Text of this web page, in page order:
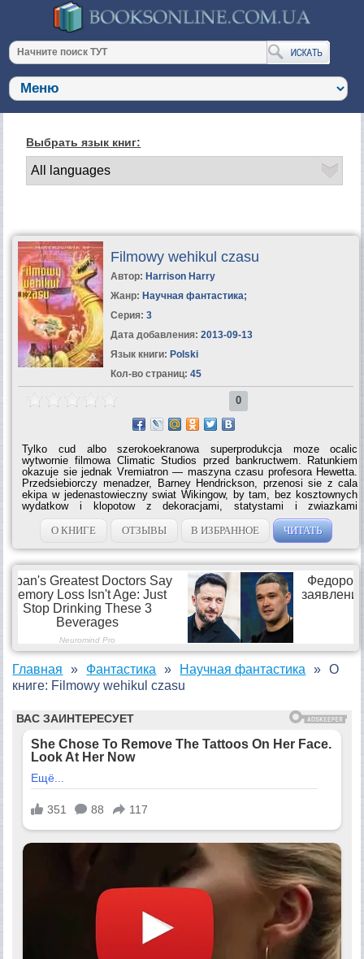
Выбрать язык книг:
Filmowy wehikul czasu
Автор: Harrison Harry
Жанр: Научная фантастика;
Серия: 3
Дата добавления: 2013-09-13
Язык книги: Polski
Кол-во страниц: 45
0
Tylko cud albo szerokoekranowa superprodukcja moze ocalic
wytwornie filmowa Climatic Studios przed bankructwem. Ratunkiem
okazuje sie jednak Vremiatron — maszyna czasu profesora Hewetta.
Przedsiebiorczy menadzer, Barney Hendrickson, przenosi sie z cala
ekipa w jedenastowieczny swiat Wikingow, by tam, bez kosztownych
wydatkow i klopotow z dekoracjami, statystami i zwiazkami
zawodowymi nakrecic przygodowa sage z zycia krwiozerczych
barbarzyncow. Pomysl jest znakomity, ale sredniowieczna Europa
szykuje Amerykanom wiele niespodzianek… Jedna z najlepszych
powiesci o podrozach w czasie, dowcipna, wciagajaca, znakomicie...
О КНИГЕ ОТЗЫВЫ В ИЗБРАННОЕ ЧИТАТЬ
Главная Фантастика Научная фантастика
О
книге: Filmowy wehikul czasu